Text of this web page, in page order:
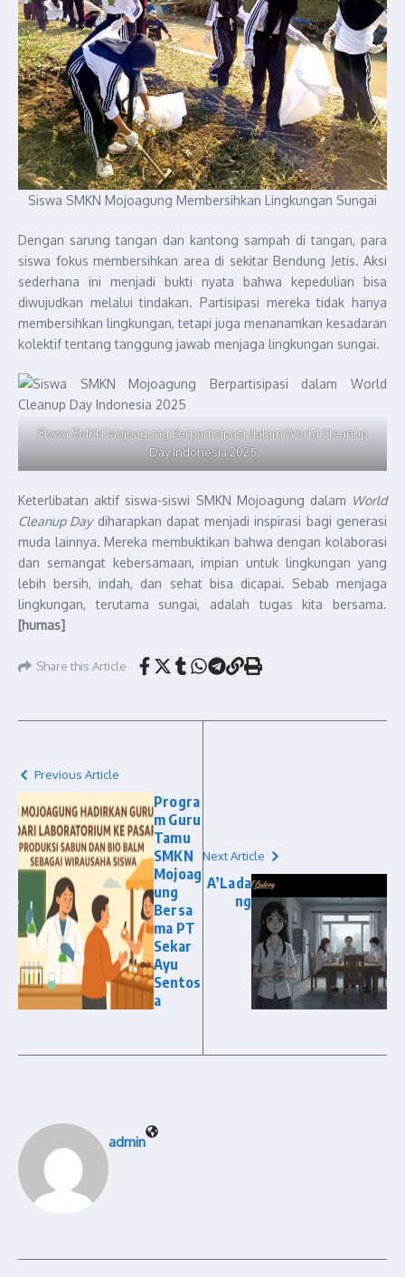
Siswa SMKN Mojoagung Membersihkan Lingkungan Sungai
Dengan sarung tangan dan kantong sampah di tangan, para
siswa fokus membersihkan area di sekitar Bendung Jetis. Aksi
sederhana ini menjadi bukti nyata bahwa kepedulian bisa
diwujudkan melalui tindakan. Partisipasi mereka tidak hanya
membersihkan lingkungan, tetapi juga menanamkan kesadaran
kolektif tentang tanggung jawab menjaga lingkungan sungai.
Siswa SMKN Mojoagung Berpartisipasi dalam World Cleanup
Day Indonesia 2025
Keterlibatan aktif siswa-siswi SMKN Mojoagung dalam World
Cleanup Daydiharapkan dapat menjadi inspirasi bagi generasi
muda lainnya. Mereka membuktikan bahwa dengan kolaborasi
dan semangat kebersamaan, impian untuk lingkungan yang
lebih bersih, indah, dan sehat bisa dicapai. Sebab menjaga
lingkungan, terutama sungai, adalah tugas kita bersama.
[humas]
Share this Article
Previous Article
Progra
m Guru
Tamu
SMKN
Mojoag
ung
Bersa
ma PT
Sekar
Ayu
Sentos
a
Next Article
A’Lada
ng
admin